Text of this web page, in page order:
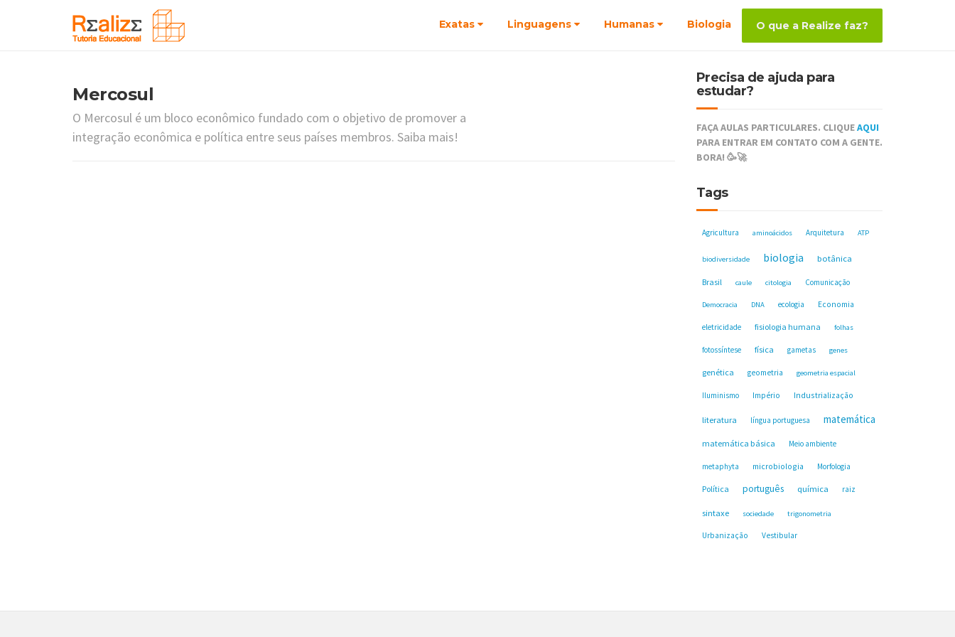
Exatas Linguagens Humanas Biologia O que a Realize faz?
Mercosul
O Mercosul é um bloco econômico fundado com o objetivo de promover a
integração econômica e política entre seus países membros. Saiba mais!
Precisa de ajuda para
estudar?
FAÇA AULAS PARTICULARES. CLIQUEAQUI
PARA ENTRAR EM CONTATO COM A GENTE.
BORA! 🥳🚀
Tags
Agricultura aminoácidos Arquitetura ATP
biodiversidade biologia botânica
Brasil caule citologia Comunicação
Democracia DNA ecologia Economia
eletricidade fisiologia humana folhas
fotossíntese física gametas genes
genética geometria geometria espacial
Iluminismo Império Industrialização
literatura língua portuguesa matemática
matemática básica Meio ambiente
metaphyta microbiologia Morfologia
Política português química raiz
sintaxe sociedade trigonometria
Urbanização Vestibular